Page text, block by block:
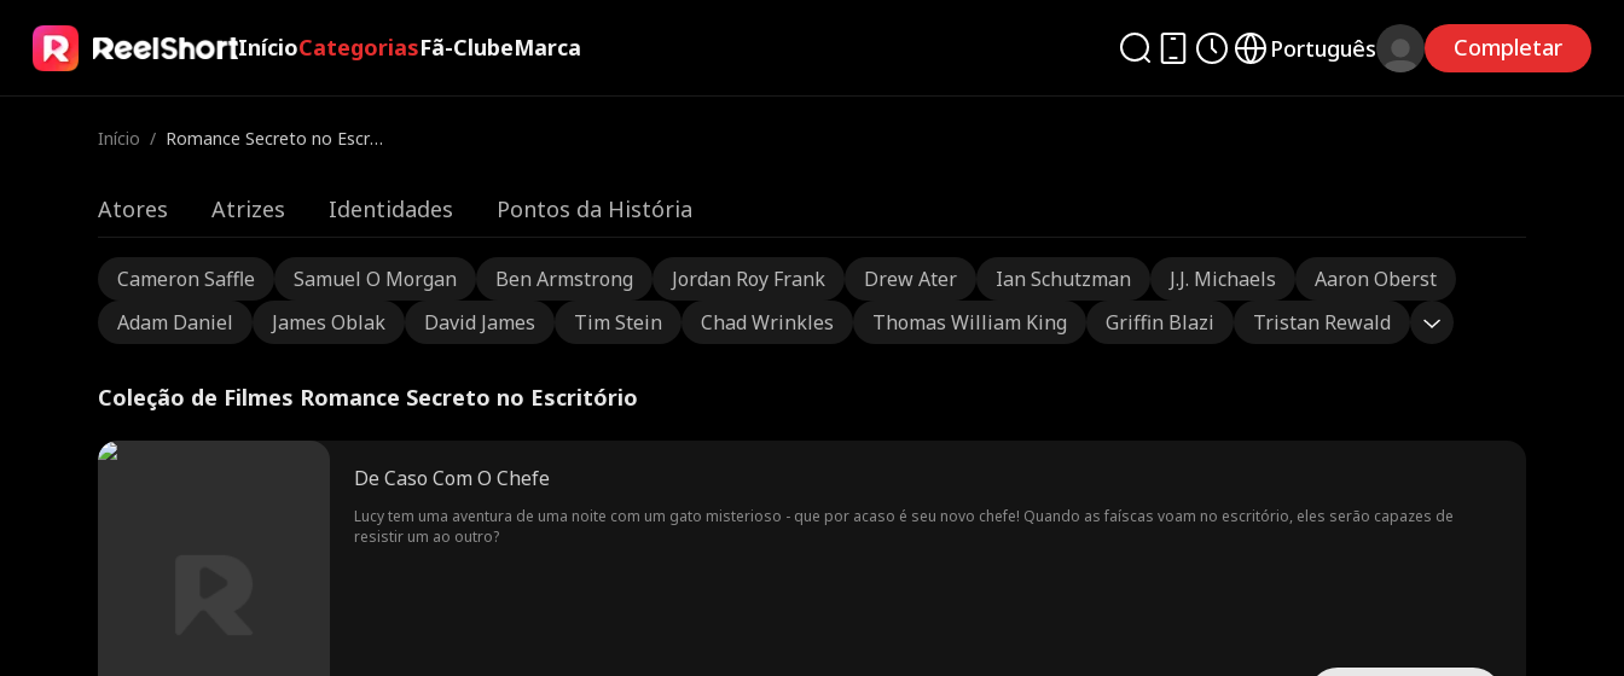
InícioCategoriasFã-ClubeMarca Português Completar
Início / Romance Secreto no Escrit
Atores Atrizes Identidades Pontos da História
Cameron Saffle Samuel O Morgan Ben Armstrong Jordan Roy Frank Drew Ater Ian Schutzman J.J. Michaels
Aaron Oberst
Adam Daniel
James Oblak David James Tim Stein Chad Wrinkles Thomas William King Griffin Blazi Tristan Rewald
Coleção de Filmes Romance Secreto no Escritório
De Caso Com O Chefe
Lucy tem uma aventura de uma noite com um gato misterioso - que por acaso é seu novo chefe! Quando as faíscas voam no escritório, eles serão capazes de
resistir um ao outro?